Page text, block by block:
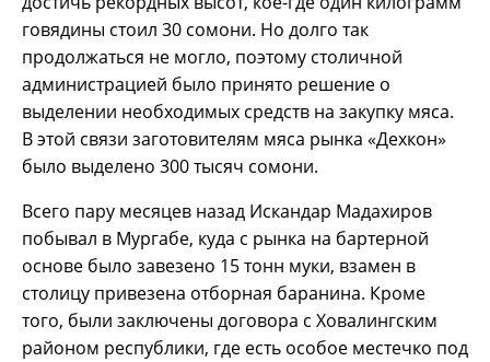
говядины стоил 30 сомони. Но долго так
продолжаться не могло, поэтому столичной
администрацией было принято решение о
выделении необходимых средств на закупку мяса.
В этой связи заготовителям мяса рынка «Дехкон»
было выделено 300 тысяч сомони.
Всего пару месяцев назад Искандар Мадахиров
побывал в Мургабе, куда с рынка на бартерной
основе было завезено 15 тонн муки, взамен в
столицу привезена отборная баранина. Кроме
того, были заключены договора с Ховалингским
районом республики, где есть особое местечко под